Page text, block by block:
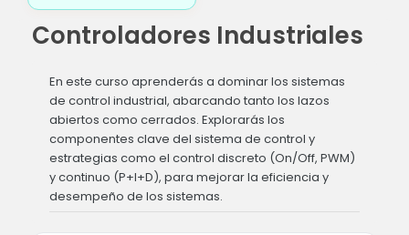
Controladores Industriales
En este curso aprenderás a dominar los sistemas
de control industrial, abarcando tanto los lazos
abiertos como cerrados. Explorarás los
componentes clave del sistema de control y
estrategias como el control discreto (On/Off, PWM)
y continuo (P+I+D), para mejorar la eficiencia y
desempeño de los sistemas.